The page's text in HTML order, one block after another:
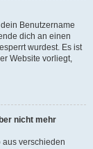
Benutzername
dich an einen
wurdest. Es ist
Website vorliegt,
nicht mehr
aus verschieden